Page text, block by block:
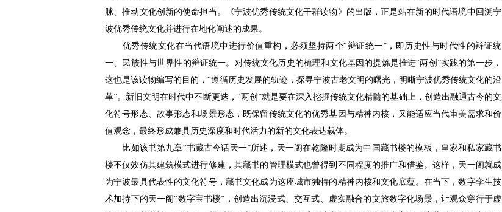
脉、推动文化创新的使命担当。《宁波优秀传统文化干群读物》的出版，正是站在新的时代语境中回溯宁
波优秀传统文化并进行在地化阐述的成果。
优秀传统文化在当代语境中进行价值重构，必须坚持两个“辩证统一”，即历史性与时代性的辩证统
一、民族性与世界性的辩证统一。对传统文化历史的梳理和文化基因的提炼是推进“两创”实践的第一步，
这也是该读物编写的目的，“遵循历史发展的轨迹，探寻宁波古老文明的曙光，明晰宁波优秀传统文化的沿
革”。新旧文明在时代中不断更迭，“两创”就是要在深入挖掘传统文化精髓的基础上，创造出融通古今的文
化符号形态、故事形态和场景形态，既保留传统文化的优秀基因与精神内核，又能适应当代审美需求和价
值观念，最终形成兼具历史深度和时代活力的新的文化表达载体。
比如该书第九章“书藏古今话天一”所述，天一阁在乾隆时期成为中国藏书楼的模板，皇家和私家藏书
楼不仅效仿其建筑模式进行修建，其藏书的管理模式也曾得到不同程度的推广和借鉴。这样，天一阁就成
为宁波最具代表性的文化符号，藏书文化成为这座城市独特的精神内核和文化底蕴。在当下，数字孪生技
术加持下的天一阁“数字宝书楼”，创造出沉浸式、交互式、虚实融合的文旅数字化场景，让观众穿行于虚